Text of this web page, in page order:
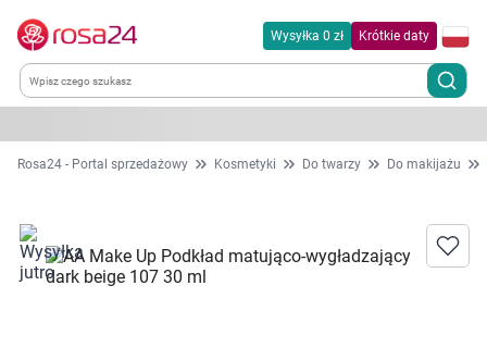
Wysyłka 0 zł Krótkie daty
Kategorie
Dla zwierząt
Rosa24 - Portal sprzedażowy Kosmetyki Do twarzy Do makijażu